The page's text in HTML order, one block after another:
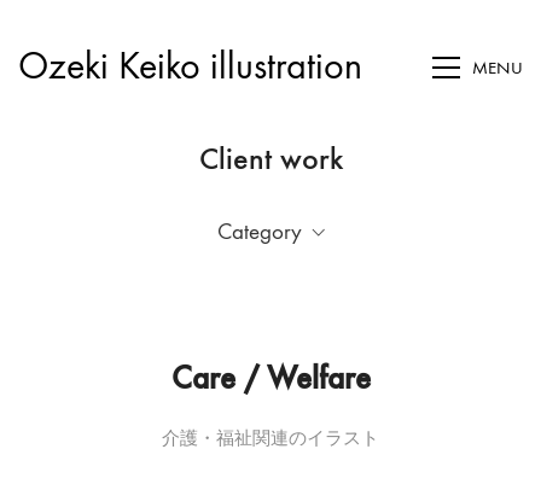
Ozeki Keiko illustration MENU
Client work
Category
Care / Welfare
介護・福祉関連のイラスト